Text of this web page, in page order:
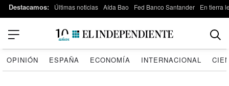
Destacamos: Últimas noticias Aída Bao Fed Banco Santander En tierra
OPINIÓN ESPAÑA ECONOMÍA INTERNACIONAL